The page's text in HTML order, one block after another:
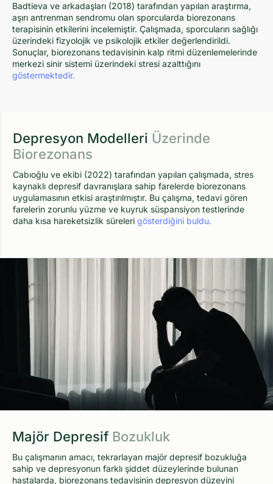
Badtieva ve arkadaşları (2018) tarafından yapılan araştırma,
aşırı antrenman sendromu olan sporcularda biorezonans
terapisinin etkilerini incelemiştir. Çalışmada, sporcuların sağlığı
üzerindeki fizyolojik ve psikolojik etkiler değerlendirildi.
Sonuçlar, biorezonans tedavisinin kalp ritmi düzenlemelerinde
merkezi sinir sistemi üzerindeki stresi azalttığını
göstermektedir.
Depresyon Modelleri Üzerinde
Biorezonans
Cabıoğlu ve ekibi (2022) tarafından yapılan çalışmada, stres
kaynaklı depresif davranışlara sahip farelerde biorezonans
uygulamasının etkisi araştırılmıştır. Bu çalışma, tedavi gören
farelerin zorunlu yüzme ve kuyruk süspansiyon testlerinde
daha kısa hareketsizlik süreleri gösterdiğini buldu.
Majör Depresif Bozukluk
Bu çalışmanın amacı, tekrarlayan majör depresif bozukluğa
sahip ve depresyonun farklı şiddet düzeylerinde bulunan
hastalarda, biorezonans tedavisinin depresyon düzeyini